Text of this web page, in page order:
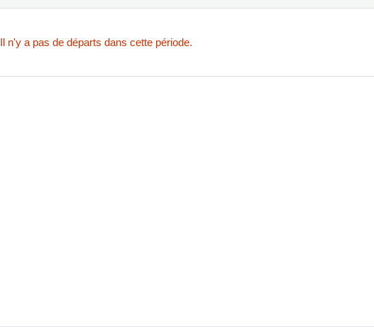
Il n'y a pas de départs dans cette période.